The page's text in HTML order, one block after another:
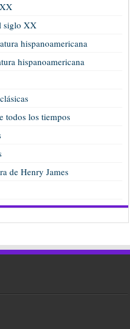
siglo XX
hispanoamericana
hispanoamericana
todos los tiempos
de Henry James